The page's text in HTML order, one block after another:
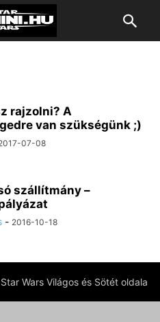
rajzolni? A
van szükségünk ;)
07-08
szállítmány –
- 2016-10-18
Wars Világos és Sötét oldala